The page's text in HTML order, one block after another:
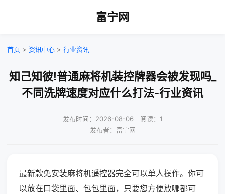
富宁网
首页 > 资讯中心 > 行业资讯
知己知彼!普通麻将机装控牌器会被发现吗_
不同洗牌速度对应什么打法-行业资讯
发布时间：2026-08-06｜阅读：1
发布者：富宁网
最新款免安装麻将机遥控器完全可以单人操作。你可
以放在口袋里面、包包里面，只要您方便放哪都可